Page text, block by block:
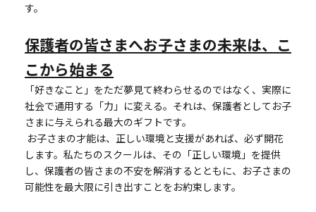
す。
保護者の皆さまへ――お子さまの未来は、こ
こから始まる
「好きなこと」をただ夢見て終わらせるのではなく、実際に
社会で通用する「力」に変える。それは、保護者としてお子
さまに与えられる最大のギフトです。
します。私たちのスクールは、その「正しい環境」を提供
し、保護者の皆さまの不安を解消するとともに、お子さまの
可能性を最大限に引き出すことをお約束します。